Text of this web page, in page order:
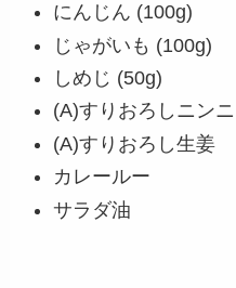
にんじん
じゃがいも
しめじ (50g)
(A)すりおろしニン
(A)すりおろし生
カレールー
サラダ油